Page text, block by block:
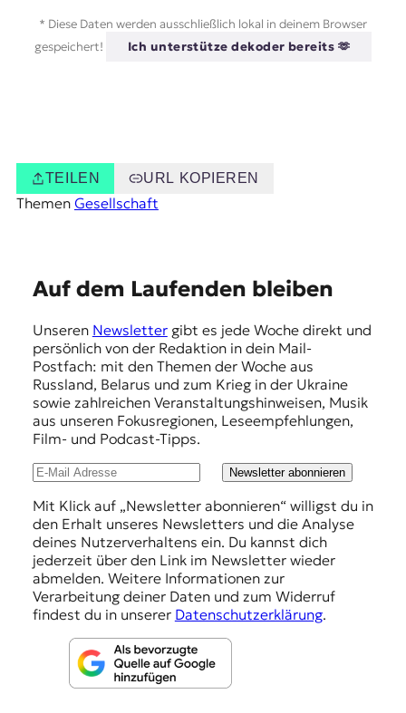
* Diese Daten werden ausschließlich lokal in deinem Browser
gespeichert!
Ich unterstütze dekoder bereits 🫶
TEILEN URL KOPIEREN
Themen Gesellschaft
Auf dem Laufenden bleiben
Unseren Newslettergibt es jede Woche direkt und
persönlich von der Redaktion in dein Mail-
Postfach: mit den Themen der Woche aus
Russland, Belarus und zum Krieg in der Ukraine
sowie zahlreichen Veranstaltungshinweisen, Musik
aus unseren Fokusregionen, Leseempfehlungen,
Film- und Podcast-Tipps.
Newsletter abonnieren
Mit Klick auf „Newsletter abonnieren“ willigst du in
den Erhalt unseres Newsletters und die Analyse
deines Nutzerverhaltens ein. Du kannst dich
jederzeit über den Link im Newsletter wieder
abmelden. Weitere Informationen zur
Verarbeitung deiner Daten und zum Widerruf
findest du in unserer Datenschutzerklärung.